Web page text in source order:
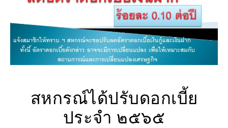
สหกรณ์ได้ปรับดอกเบี้ย
ประจำ ๒๕๖๕